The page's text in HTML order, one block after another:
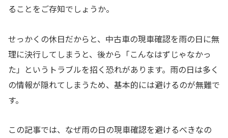
ることをご存知でしょうか。
せっかくの休日だからと、中古車の現車確認を雨の日に無
理に決行してしまうと、後から「こんなはずじゃなかっ
た」というトラブルを招く恐れがあります。雨の日は多く
の情報が隠れてしまうため、基本的には避けるのが無難で
す。
この記事では、なぜ雨の日の現車確認を避けるべきなの